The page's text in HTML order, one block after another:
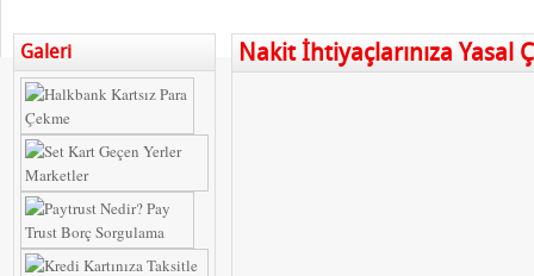
Galeri Nakit İhtiyaçlarınıza Yasal